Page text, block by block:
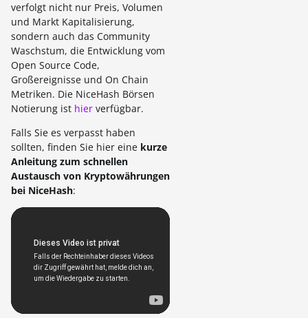
verfolgt nicht nur Preis, Volumen
und Markt Kapitalisierung,
sondern auch das Community
Waschstum, die Entwicklung vom
Open Source Code,
Großereignisse und On Chain
Metriken. Die NiceHash Börsen
Notierung ist hier verfügbar.
Falls Sie es verpasst haben
sollten, finden Sie hier eine kurze
Anleitung zum schnellen
Austausch von Kryptowährungen
bei NiceHash: